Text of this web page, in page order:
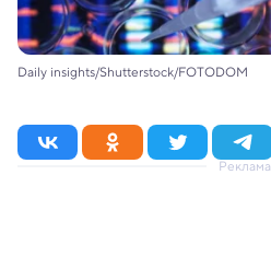
Daily insights/Shutterstock/FOTODOM
Реклама